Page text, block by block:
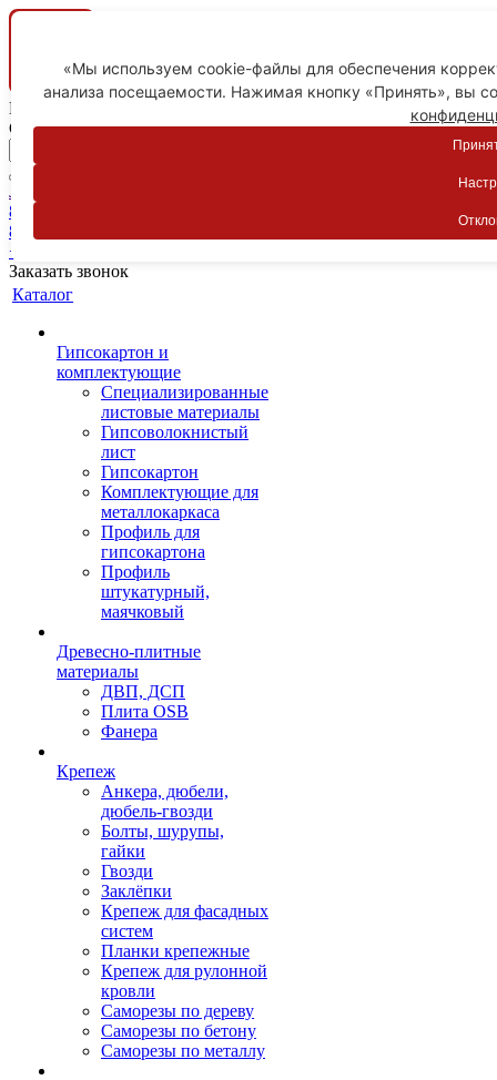
Ваш город
Ставрополь
Личный кабинет
8-800-775-59-89
8-800-775-59-89
+7 918 754-83-77
Заказать звонок
Каталог
Гипсокартон и
комплектующие
Специализированные
листовые материалы
Гипсоволокнистый
лист
Гипсокартон
Комплектующие для
металлокаркаса
Профиль для
гипсокартона
Профиль
штукатурный,
маячковый
Древесно-плитные
материалы
ДВП, ДСП
Плита OSB
Фанера
Крепеж
Анкера, дюбели,
дюбель-гвозди
Болты, шурупы,
гайки
Гвозди
Заклёпки
Крепеж для фасадных
систем
Планки крепежные
Крепеж для рулонной
кровли
Саморезы по дереву
Саморезы по бетону
Саморезы по металлу
«Мы используем cookie-файлы для обеспечения
анализа посещаемости. Нажимая кнопку «Принять», вы